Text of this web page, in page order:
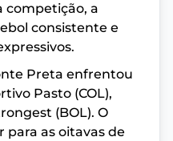
competição, a
consistente e
Preta enfrentou
Pasto (COL),
(BOL). O
as oitavas de